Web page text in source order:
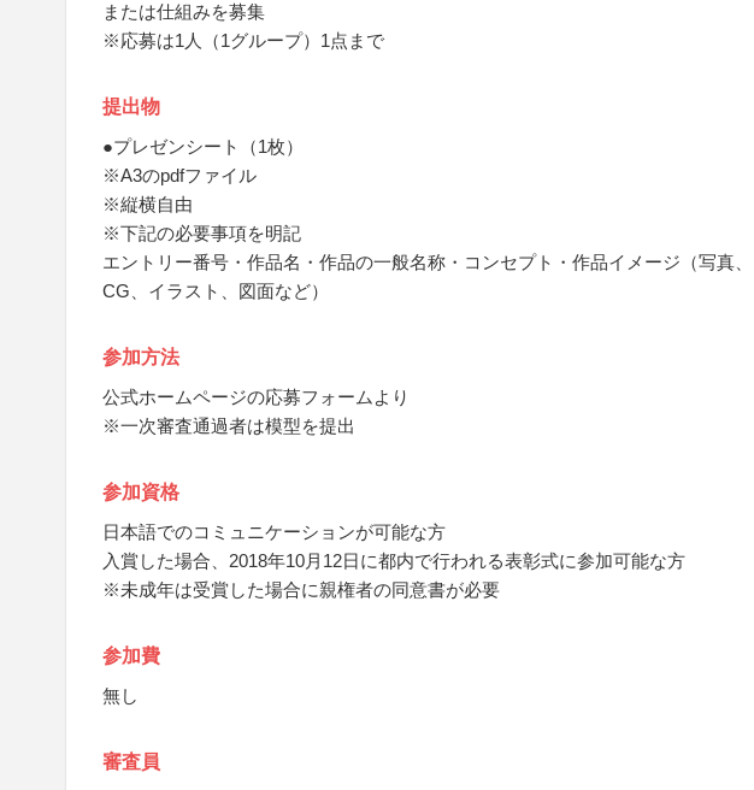
または仕組みを募集
※応募は1人（1グループ）1点まで
提出物
●プレゼンシート（1枚）
※A3のpdfファイル
※縦横自由
※下記の必要事項を明記
エントリー番号・作品名・作品の一般名称・コンセプト・作品イメージ（写真、
CG、イラスト、図面など）
参加方法
公式ホームページの応募フォームより
※一次審査通過者は模型を提出
参加資格
日本語でのコミュニケーションが可能な方
入賞した場合、2018年10月12日に都内で行われる表彰式に参加可能な方
※未成年は受賞した場合に親権者の同意書が必要
参加費
無し
審査員